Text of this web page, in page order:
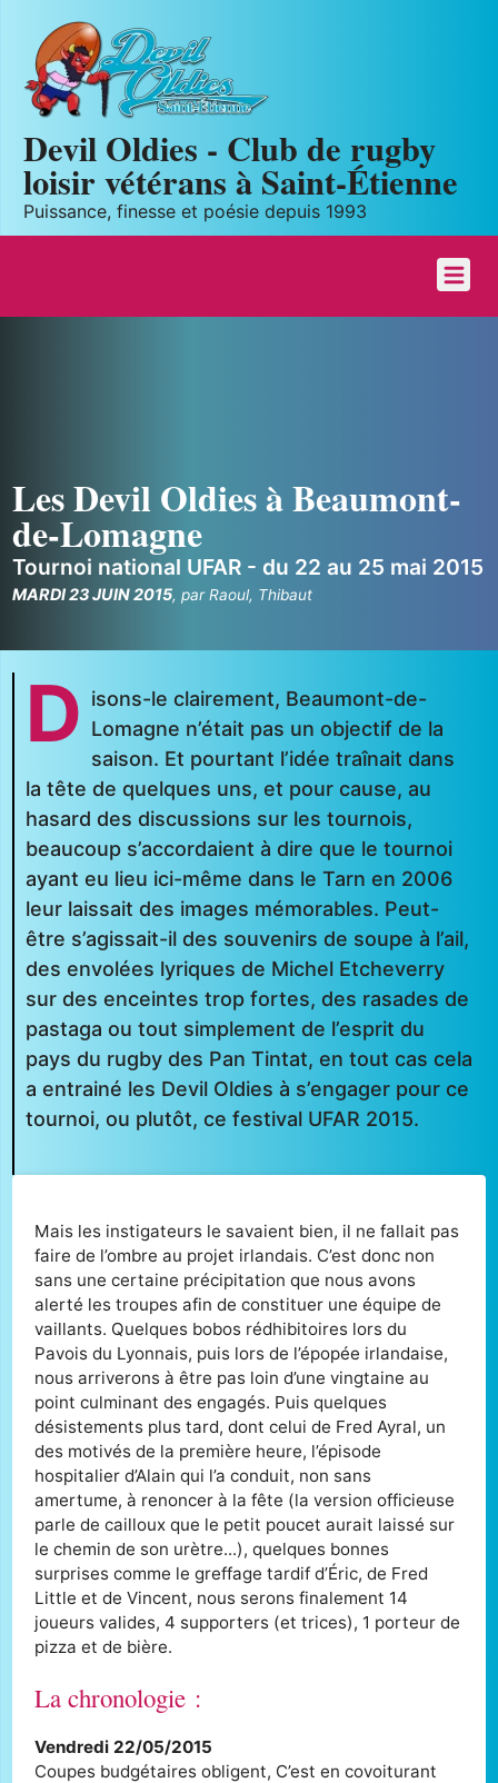
Devil Oldies - Club de rugby
loisir vétérans à Saint-Étienne
Puissance, finesse et poésie depuis 1993
Les Devil Oldies à Beaumont-
de-Lomagne
Tournoi national UFAR - du 22 au 25 mai 2015
MARDI 23 JUIN 2015,parRaoul, Thibaut
D isons-le clairement, Beaumont-de-
Lomagne n’était pas un objectif de la
saison. Et pourtant l’idée traînait dans
la tête de quelques uns, et pour cause, au
hasard des discussions sur les tournois,
beaucoup s’accordaient à dire que le tournoi
ayant eu lieu ici-même dans le Tarn en 2006
leur laissait des images mémorables. Peut-
être s’agissait-il des souvenirs de soupe à l’ail,
des envolées lyriques de Michel Etcheverry
sur des enceintes trop fortes, des rasades de
pastaga ou tout simplement de l’esprit du
pays du rugby des Pan Tintat, en tout cas cela
a entrainé les Devil Oldies à s’engager pour ce
tournoi, ou plutôt, ce festival UFAR 2015.
Mais les instigateurs le savaient bien, il ne fallait pas
faire de l’ombre au projet irlandais. C’est donc non
sans une certaine précipitation que nous avons
alerté les troupes afin de constituer une équipe de
vaillants. Quelques bobos rédhibitoires lors du
Pavois du Lyonnais, puis lors de l’épopée irlandaise,
nous arriverons à être pas loin d’une vingtaine au
point culminant des engagés. Puis quelques
désistements plus tard, dont celui de Fred Ayral, un
des motivés de la première heure, l’épisode
hospitalier d’Alain qui l’a conduit, non sans
amertume, à renoncer à la fête (la version officieuse
parle de cailloux que le petit poucet aurait laissé sur
le chemin de son urètre...), quelques bonnes
surprises comme le greffage tardif d’Éric, de Fred
Little et de Vincent, nous serons finalement 14
joueurs valides, 4 supporters (et trices), 1 porteur de
pizza et de bière.
La chronologie :
Vendredi 22/05/2015
Coupes budgétaires obligent, C’est en covoiturant